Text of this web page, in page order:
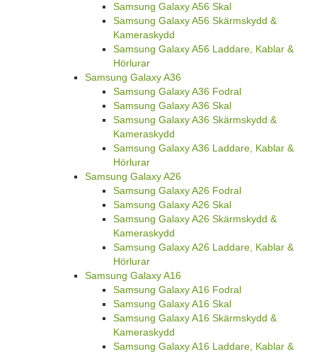
Samsung Galaxy A56 Skal
Samsung Galaxy A56 Skärmskydd &
Kameraskydd
Samsung Galaxy A56 Laddare, Kablar &
Hörlurar
Samsung Galaxy A36
Samsung Galaxy A36 Fodral
Samsung Galaxy A36 Skal
Samsung Galaxy A36 Skärmskydd &
Kameraskydd
Samsung Galaxy A36 Laddare, Kablar &
Hörlurar
Samsung Galaxy A26
Samsung Galaxy A26 Fodral
Samsung Galaxy A26 Skal
Samsung Galaxy A26 Skärmskydd &
Kameraskydd
Samsung Galaxy A26 Laddare, Kablar &
Hörlurar
Samsung Galaxy A16
Samsung Galaxy A16 Fodral
Samsung Galaxy A16 Skal
Samsung Galaxy A16 Skärmskydd &
Kameraskydd
Samsung Galaxy A16 Laddare, Kablar &